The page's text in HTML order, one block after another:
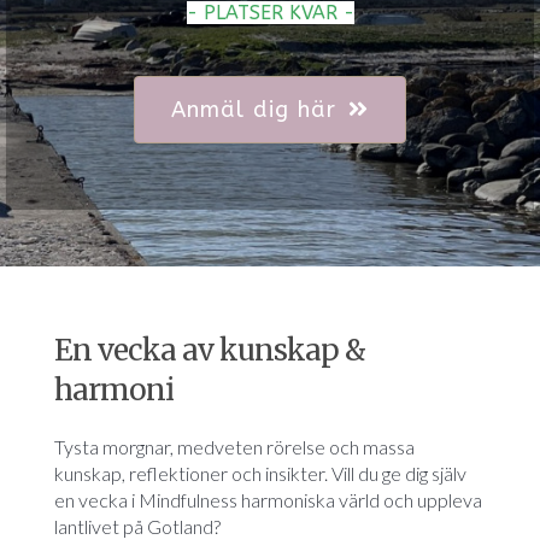
- PLATSER KVAR -
Anmäl dig här
En vecka av kunskap &
harmoni
Tysta morgnar, medveten rörelse och massa
kunskap, reflektioner och insikter. Vill du ge dig själv
en vecka i Mindfulness harmoniska värld och uppleva
lantlivet på Gotland?